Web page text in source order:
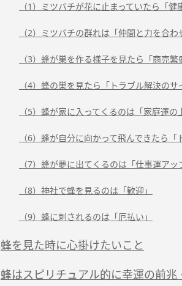
（1）ミツバチが花に止まっていたら「健
（2）ミツバチの群れは「仲間と力を合わ
（3）蜂が巣を作る様子を見たら「商売
（4）蜂の巣を見たら「トラブル解決のサ
（5）蜂が家に入ってくるのは「家庭運の
（6）蜂が自分に向かって飛んできたら
（7）蜂が夢に出てくるのは「仕事運アッ
（8）神社で蜂を見るのは「歓迎」
（9）蜂に刺されるのは「厄払い」
蜂を見た時に心掛けたいこと
蜂はスピリチュアル的に幸運の前